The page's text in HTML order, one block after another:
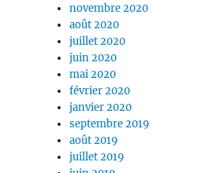
novembre 2020
août 2020
juillet 2020
juin 2020
mai 2020
février 2020
janvier 2020
septembre 2019
août 2019
juillet 2019